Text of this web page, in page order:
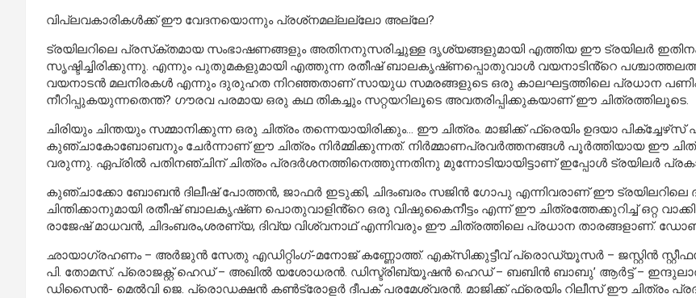
വിപ്ലവകാരികൾക്ക് ഈ വേദനയൊന്നും പ്രശ്‌നമല്ലല്ലോ അല്ലേ?
ട്രയിലറിലെ പ്രസ്‌ക്തമായ സംഭാഷണങ്ങളും അതിനനുസരിച്ചുള്ള ദൃശ്യങ്ങളുമായി എത്തിയ ഈ ട്രയിലർ
സൃഷ്ടിച്ചിരിക്കുന്നു. എന്നും പുതുമകളുമായി എത്തുന്ന രതീഷ് ബാലകൃഷ്‌ണപ്പൊതുവാൾ വയനാടിൻ്റെ
വയനാടൻ മലനിരകൾ എന്നും ദുരുഹത നിറഞ്ഞതാണ്സായുധ സമരങ്ങളുടെ ഒരു കാലഘട്ടത്തിലെ പ്രധാന
നീറിപ്പുകയുന്നതെന്ത്? ഗൗരവ പരമായ ഒരു കഥ തികച്ചും സറ്റയറിലൂടെ അവതരിപ്പിക്കുകയാണ് ഈ ചിത്രത്തിലൂടെ.
ചിരിയും ചിന്തയും സമ്മാനിക്കുന്ന ഒരു ചിത്രം തന്നെയായിരിക്കും… ഈ ചിത്രം. മാജിക്ക് ഫ്രെയിം ഉദയാ പിക്ച്ചേഴ്‌സ്
കുഞ്ചാകോബോബനും ചേർന്നാണ് ഈ ചിത്രം നിർമ്മിക്കുന്നത്. നിർമ്മാണപ്രവർത്തനങ്ങൾ പൂർത്തിയായ ഈ
വരുന്നു. ഏപ്രിൽ പതിനഞ്ചിന് ചിത്രം പ്രദർശനത്തിനെത്തുന്നതിനു മുന്നോടിയായിട്ടാണ് ഇപ്പോൾ ട്രയിലർ
കുഞ്ചാക്കോ ബോബൻ ദിലീഷ് പോത്തൻ, ജാഫർ ഇടുക്കി, ചിദംബരം സജിൻ ഗോപു എന്നിവരാണ് ഈ ട്രയിലറിലെ
ചിന്തിക്കാനുമായി രതീഷ് ബാലകൃഷ്‌ണ പൊതുവാളിൻ്റെ ഒരു വിഷുകൈനീട്ടം എന്ന് ഈ ചിത്രത്തേക്കുറിച്ച് ഒറ്റ
രാജേഷ് മാധവൻ, ചിദംബരം,ശരണ്യ, ദിവ്യ വിശ്വനാഥ് എന്നിവരും ഈ ചിത്രത്തിലെ പ്രധാന താരങ്ങളാണ്.
ഛായാഗ്രഹണം – അർജുൻ സേതു എഡിറ്റിംഗ്-മനോജ് കണ്ണോത്ത്. എക്സിക്കുട്ടീവ് പ്രൊഡ്യൂസർ – ജസ്റ്റിൻ
പി. തോമസ്. പ്രൊജക്റ്റ് ഹെഡ് – അഖിൽ യശോധരൻ. ഡിസ്ട്രിബ്യൂഷൻ ഹെഡ് – ബബിൻ ബാബു’ ആർട്ട് – ഇന്ദുലാൽ
ഡിസൈൻ- മെൽവി ജെ. പ്രൊഡക്ഷൻ കൺട്രോളർ ദീപക് പരമേശ്വരൻ. മാജിക്ക് ഫ്രെയിം റിലീസ് ഈ ചിത്രം